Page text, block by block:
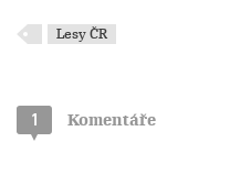
Lesy ČR
1 Komentáře